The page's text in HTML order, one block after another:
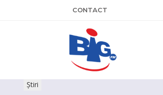
CONTACT
Știri